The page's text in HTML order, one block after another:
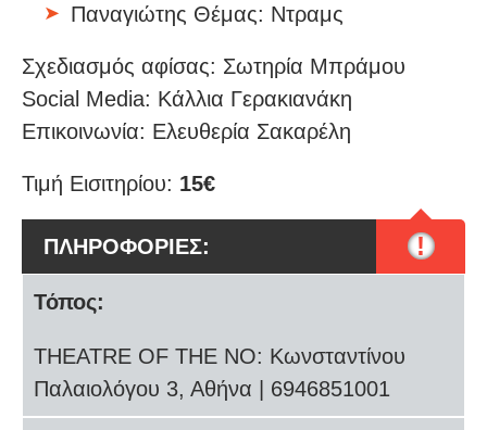
Παναγιώτης Θέμας: Ντραμς
Σχεδιασμός αφίσας: Σωτηρία Μπράμου
Social Media: Κάλλια Γερακιανάκη
Επικοινωνία: Ελευθερία Σακαρέλη
Τιμή Εισιτηρίου: 15€
ΠΛΗΡΟΦΟΡΙΕΣ: !
Τόπος:
THEATRE OF THE NO: Κωνσταντίνου
Παλαιολόγου 3, Αθήνα | 6946851001